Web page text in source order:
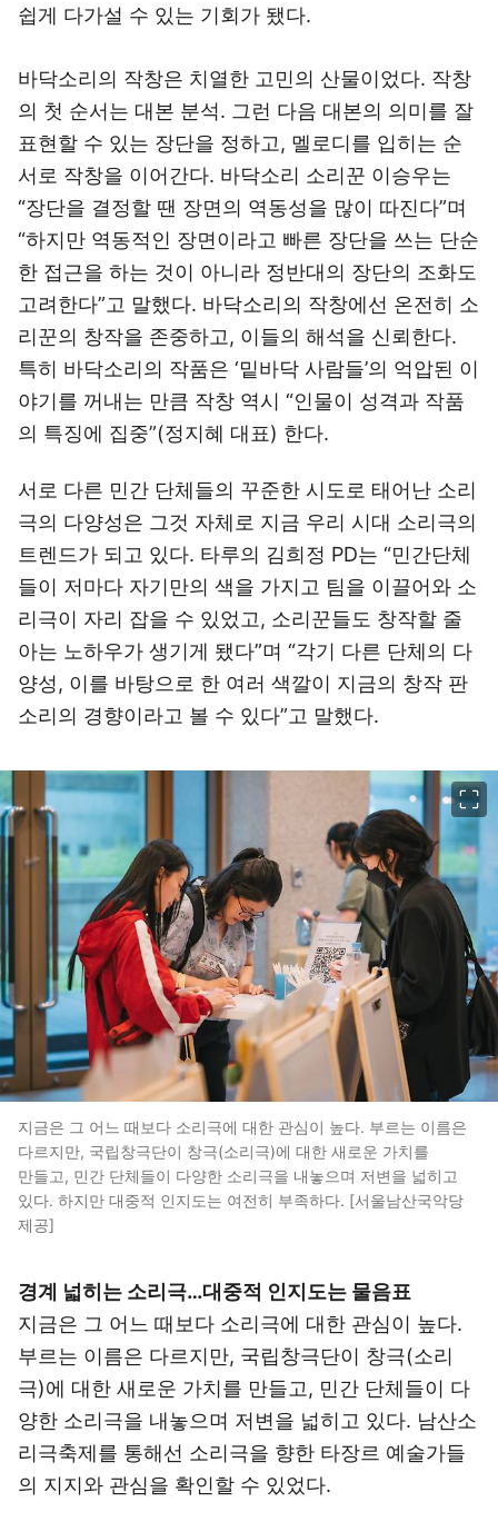
쉽게 다가설 수 있는 기회가 됐다.
바닥소리의 작창은 치열한 고민의 산물이었다. 작창
의 첫 순서는 대본 분석. 그런 다음 대본의 의미를 잘
표현할 수 있는 장단을 정하고, 멜로디를 입히는 순
서로 작창을 이어간다. 바닥소리 소리꾼 이승우는
“장단을 결정할 땐 장면의 역동성을 많이 따진다”며
“하지만 역동적인 장면이라고 빠른 장단을 쓰는 단순
한 접근을 하는 것이 아니라 정반대의 장단의 조화도
고려한다”고 말했다. 바닥소리의 작창에선 온전히 소
리꾼의 창작을 존중하고, 이들의 해석을 신뢰한다.
특히 바닥소리의 작품은 ‘밑바닥 사람들’의 억압된 이
야기를 꺼내는 만큼 작창 역시 “인물이 성격과 작품
의 특징에 집중”(정지혜 대표) 한다.
서로 다른 민간 단체들의 꾸준한 시도로 태어난 소리
극의 다양성은 그것 자체로 지금 우리 시대 소리극의
트렌드가 되고 있다. 타루의 김희정 PD는 “민간단체
들이 저마다 자기만의 색을 가지고 팀을 이끌어와 소
리극이 자리 잡을 수 있었고, 소리꾼들도 창작할 줄
아는 노하우가 생기게 됐다”며 “각기 다른 단체의 다
양성, 이를 바탕으로 한 여러 색깔이 지금의 창작 판
소리의 경향이라고 볼 수 있다”고 말했다.
지금은 그 어느 때보다 소리극에 대한 관심이 높다. 부르는 이름은
다르지만, 국립창극단이 창극(소리극)에 대한 새로운 가치를
만들고, 민간 단체들이 다양한 소리극을 내놓으며 저변을 넓히고
있다. 하지만 대중적 인지도는 여전히 부족하다. [서울남산국악당
제공]
경계 넓히는 소리극…대중적 인지도는 물음표
지금은 그 어느 때보다 소리극에 대한 관심이 높다.
부르는 이름은 다르지만, 국립창극단이 창극(소리
극)에 대한 새로운 가치를 만들고, 민간 단체들이 다
양한 소리극을 내놓으며 저변을 넓히고 있다. 남산소
리극축제를 통해선 소리극을 향한 타장르 예술가들
의 지지와 관심을 확인할 수 있었다.